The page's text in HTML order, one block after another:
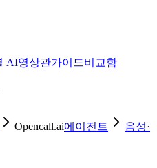
AI영상관가이드비교함
Opencall.ai에이전트
음성·